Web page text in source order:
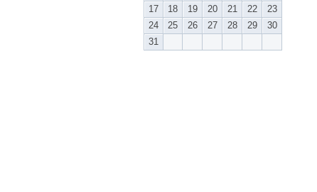
17
18 19 20 21 22
23
24
25 26 27 28 29
30
31